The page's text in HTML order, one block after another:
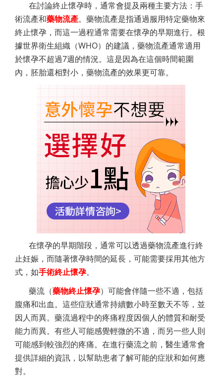
在討論終止懷孕時，通常會提及兩種主要方法：手
術流產和藥物流產。藥物流產是指通過服用特定藥物來
終止懷孕，而這一過程通常需要在懷孕的早期進行。根
據世界衛生組織（WHO）的建議，藥物流產通常適用
於懷孕不超過7週的情況。這是因為在這個時間範圍
內，胚胎還相對小，藥物流產的效果更可靠。
在懷孕的早期階段，通常可以透過藥物流產進行終
止妊娠，而隨著懷孕時間的延長，可能需要採用其他方
式，如手術終止懷孕。
藥流（藥物終止懷孕）可能會伴隨一些不適，包括
腹痛和出血。這些症狀通常持續數小時至數天不等，並
因人而異。藥流過程中的疼痛程度因個人的體質和耐受
能力而異。有些人可能感覺輕微的不適，而另一些人則
可能感到較強烈的疼痛。在進行藥流之前，醫生通常會
提供詳細的資訊，以幫助患者了解可能的症狀和如何應
對。